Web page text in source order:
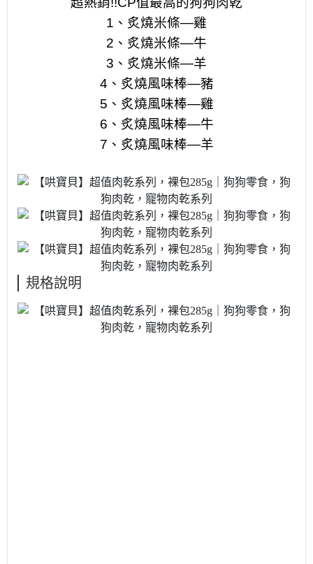
1、炙燒米條—雞
2、炙燒米條—牛
3、炙燒米條—羊
4、炙燒風味棒—豬
5、炙燒風味棒—雞
6、炙燒風味棒—牛
7、炙燒風味棒—羊
規格說明